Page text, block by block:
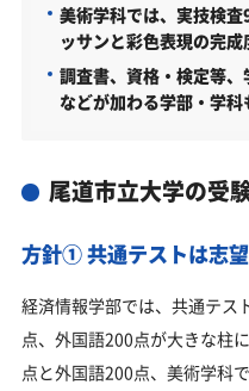
美術学科では、実技検
ッサンと彩色表現の完成
調査書、資格・検定等
などが加わる学部・学科
尾道市立大学の受
方針① 共通テストは志
経済情報学部では、共通テス
点、外国語200点が大きな柱
点と外国語200点、美術学科